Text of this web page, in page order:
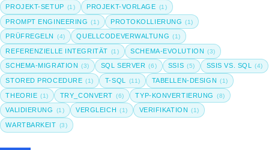
PROJEKT-SETUP (1) PROJEKT-VORLAGE (1)
PROMPT ENGINEERING (1) PROTOKOLLIERUNG (1)
PRÜFREGELN (4) QUELLCODEVERWALTUNG (1)
REFERENZIELLE INTEGRITÄT (1) SCHEMA-EVOLUTION (3)
SCHEMA-MIGRATION (3) SQL SERVER (6) SSIS (5) SSIS VS. SQL (4)
STORED PROCEDURE (1) T-SQL (11) TABELLEN-DESIGN (1)
THEORIE (1) TRY_CONVERT (6) TYP-KONVERTIERUNG (8)
VALIDIERUNG (1) VERGLEICH (1) VERIFIKATION (1)
WARTBARKEIT (3)